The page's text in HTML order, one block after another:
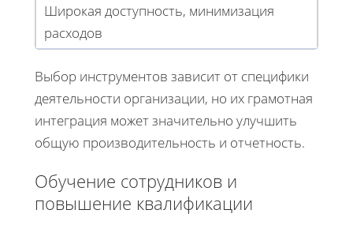
Широкая доступность, минимизация
расходов
Выбор инструментов зависит от специфики
деятельности организации, но их грамотная
интеграция может значительно улучшить
общую производительность и отчетность.
Обучение сотрудников и
повышение квалификации